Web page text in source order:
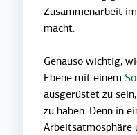
Zusammenarbeit
macht.
Genauso wichtig,
Ebene mit einem
ausgerüstet zu
zu haben. Denn in
Arbeitsatmosphäre